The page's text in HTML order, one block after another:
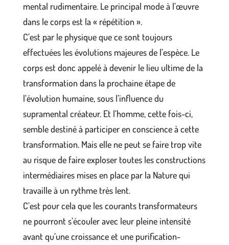
mental rudimentaire. Le principal mode à l’œuvre
dans le corps est la « répétition ».
C’est par le physique que ce sont toujours
effectuées les évolutions majeures de l’espèce. Le
corps est donc appelé à devenir le lieu ultime de la
transformation dans la prochaine étape de
l’évolution humaine, sous l’influence du
supramental créateur. Et l’homme, cette fois-ci,
semble destiné à participer en conscience à cette
transformation. Mais elle ne peut se faire trop vite
au risque de faire exploser toutes les constructions
intermédiaires mises en place par la Nature qui
travaille à un rythme très lent.
C’est pour cela que les courants transformateurs
ne pourront s’écouler avec leur pleine intensité
avant qu’une croissance et une purification-